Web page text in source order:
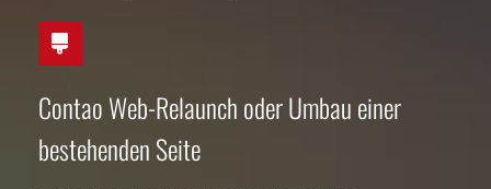
Contao Web-Relaunch oder Umbau einer
bestehenden Seite